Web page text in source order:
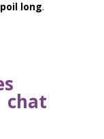
poil long.